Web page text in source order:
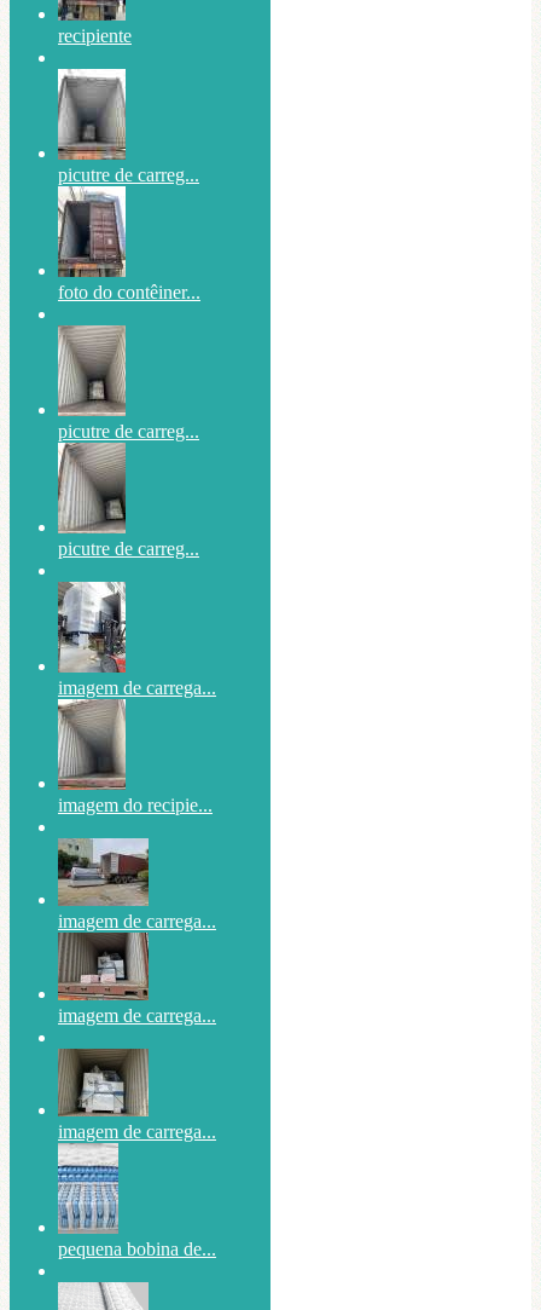
recipiente
picutre de carreg...
foto do contêiner...
picutre de carreg...
picutre de carreg...
imagem de carrega...
imagem do recipie...
imagem de carrega...
imagem de carrega...
imagem de carrega...
pequena bobina de...